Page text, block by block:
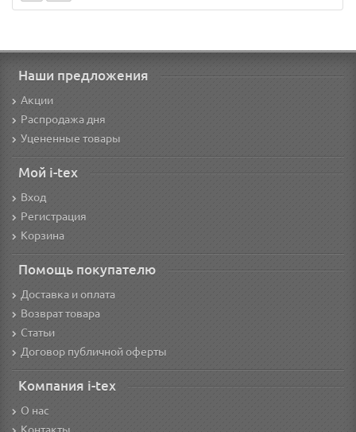
Наши предложения
Акции
Распродажа дня
Уцененные товары
Мой i-tex
Вход
Регистрация
Корзина
Помощь покупателю
Доставка и оплата
Возврат товара
Статьи
Договор публичной оферты
Компания i-tex
О нас